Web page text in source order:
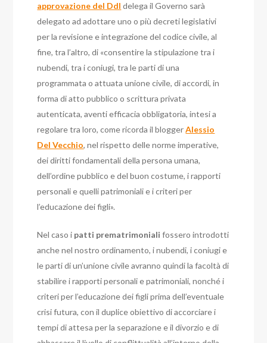
approvazione del Ddl delega il Governo sarà
delegato ad adottare uno o più decreti legislativi
per la revisione e integrazione del codice civile, al
fine, tra l’altro, di «consentire la stipulazione tra i
nubendi, tra i coniugi, tra le parti di una
programmata o attuata unione civile, di accordi, in
forma di atto pubblico o scrittura privata
autenticata, aventi efficacia obbligatoria, intesi a
regolare tra loro, come ricorda il bloggerAlessio
Del Vecchio, nel rispetto delle norme imperative,
dei diritti fondamentali della persona umana,
dell’ordine pubblico e del buon costume, i rapporti
personali e quelli patrimoniali e i criteri per
l’educazione dei figli».
Nel caso i patti prematrimoniali fossero introdotti
anche nel nostro ordinamento, i nubendi, i coniugi e
le parti di un’unione civile avranno quindi la facoltà di
stabilire i rapporti personali e patrimoniali, nonché i
criteri per l’educazione dei figli prima dell’eventuale
crisi futura, con il duplice obiettivo di accorciare i
tempi di attesa per la separazione e il divorzio e di